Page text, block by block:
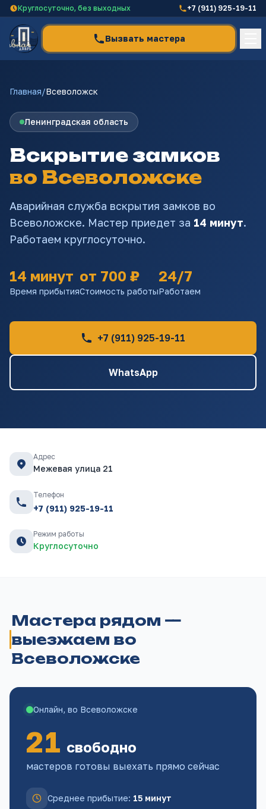
Круглосуточно, без выходных +7 (911) 925-19-11
Вызвать мастера
Замена и ремонт
Установка
География
Главная/Всеволожск
Ленинградская область
Вскрытие замков
во Всеволожске
Аварийная служба вскрытия замков во
Всеволожске. Мастер приедет за 14 минут.
Работаем круглосуточно.
14 минут
Время прибытия
от 700 ₽
Стоимость работы
24/7
Работаем
+7 (911) 925-19-11
WhatsApp
Адрес
Межевая улица 21
Телефон
+7 (911) 925-19-11
Режим работы
Круглосуточно
Мастера рядом —
выезжаем во
Всеволожске
Онлайн, во Всеволожске
21 свободно
мастеров готовы выехать прямо сейчас
Среднее прибытие: 15 минут